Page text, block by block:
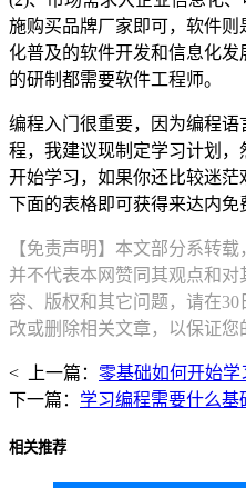
施购买品牌厂家即可，软件
化普及的软件开发和信息化
的研制都需要软件工程师。
编程入门很重要，因为编程
程，我建议现制定学习计划
开始学习，如果你还比较迷茫
下面的表格即可获得来达内免
【免责声明】本文部分系转
并不代表本网赞同其观点和
容、版权和其它问题，请在
改或删除相关文章，以保证您
< 上一篇： 零基础如何开始学
下一篇： 学习编程需要什么基
相关推荐